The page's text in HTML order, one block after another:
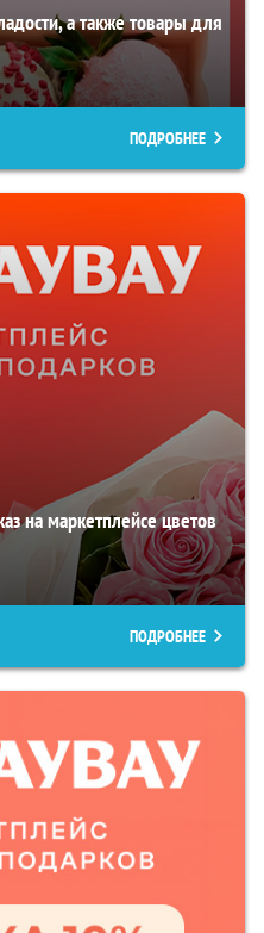
а также товары для
ПОДРОБНЕЕ
на маркетплейсе цветов
ПОДРОБНЕЕ